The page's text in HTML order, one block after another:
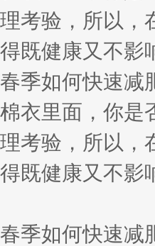
理考验，所以，
得既健康又不影
春季如何快速减
棉衣里面，你是
理考验，所以，
得既健康又不影
春季如何快速减